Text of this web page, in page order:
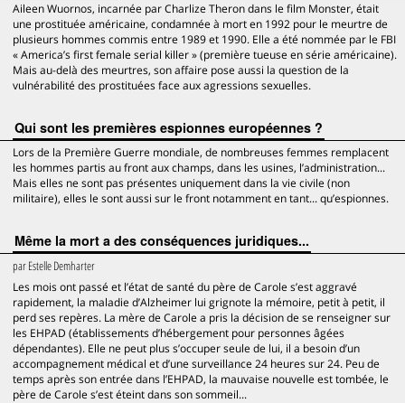
Aileen Wuornos, incarnée par Charlize Theron dans le film Monster, était
une prostituée américaine, condamnée à mort en 1992 pour le meurtre de
plusieurs hommes commis entre 1989 et 1990. Elle a été nommée par le FBI
« America’s first female serial killer » (première tueuse en série américaine).
Mais au-delà des meurtres, son affaire pose aussi la question de la
vulnérabilité des prostituées face aux agressions sexuelles.
Qui sont les premières espionnes européennes ?
Lors de la Première Guerre mondiale, de nombreuses femmes remplacent
les hommes partis au front aux champs, dans les usines, l’administration...
Mais elles ne sont pas présentes uniquement dans la vie civile (non
militaire), elles le sont aussi sur le front notamment en tant... qu’espionnes.
Même la mort a des conséquences juridiques...
parEstelle Demharter
Les mois ont passé et l’état de santé du père de Carole s’est aggravé
rapidement, la maladie d’Alzheimer lui grignote la mémoire, petit à petit, il
perd ses repères. La mère de Carole a pris la décision de se renseigner sur
les EHPAD (établissements d’hébergement pour personnes âgées
dépendantes). Elle ne peut plus s’occuper seule de lui, il a besoin d’un
accompagnement médical et d’une surveillance 24 heures sur 24. Peu de
temps après son entrée dans l’EHPAD, la mauvaise nouvelle est tombée, le
père de Carole s’est éteint dans son sommeil...